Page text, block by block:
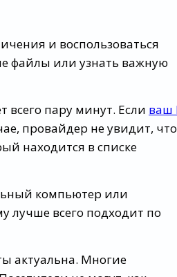
и воспользоваться
файлы или узнать важную
пару минут. Если ваш
провайдер не увидит, что
находится в списке
компьютер или
лучше всего подходит по
актуальна. Многие